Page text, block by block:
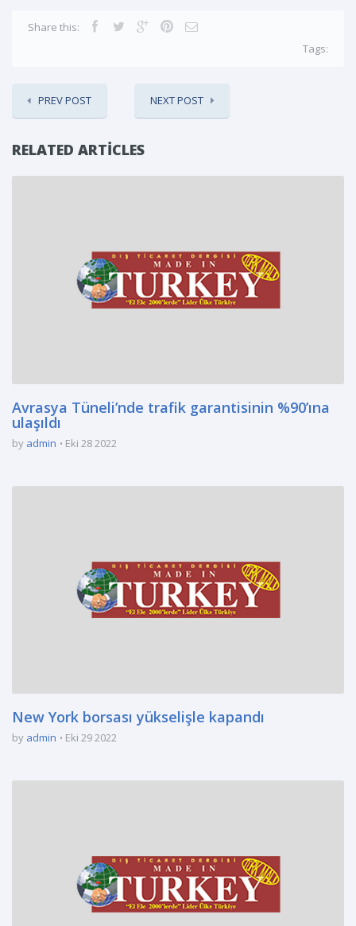
Share this:
Tags:
PREV POST NEXT POST
RELATED ARTICLES
Avrasya Tüneli’nde trafik garantisinin %90’ına
ulaşıldı
by admin Eki 28 2022
New York borsası yükselişle kapandı
by admin Eki 29 2022